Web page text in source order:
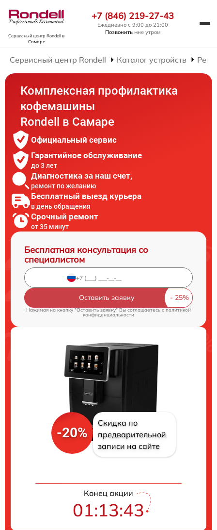
Сервисный центр Rondellв
Самаре
+7 (846) 219-27-43
Ежедневно с 9:00 до 21:00
Позвонить мне утром
Сервисный центр Rondell Каталог устройств
Комплексная профилактика
кофемашины
Rondell в Самаре
Официальный сервис
Гарантийное обслуживание
до 3 лет
Диагностика за наш счет,
ремонт по желанию
Бесплатный выезд курьера
в день обращения
Срочный ремонт
от 35 минут
Бесплатная консультация со
специалистом
Оставить заявку
Нажимая на кнопку "Оставить заявку" Вы соглашаетесь cполитикой
конфиденциальности
-20%
Скидка по
предварительной
записи на сайте
Конец акции
01:13:42